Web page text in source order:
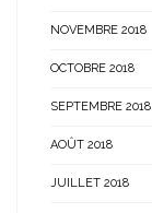
NOVEMBRE 2018
OCTOBRE 2018
SEPTEMBRE 2018
AOÛT 2018
JUILLET 2018